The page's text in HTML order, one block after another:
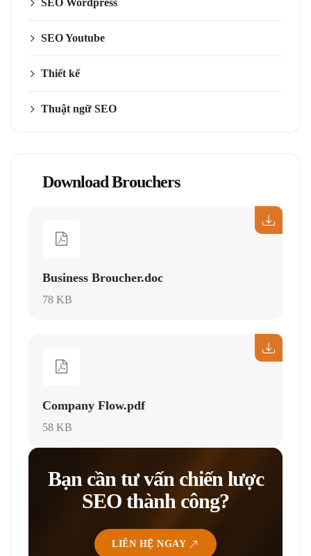
SEO Wordpress
SEO Youtube
Thiết kế
Thuật ngữ SEO
Download Brouchers
Business Broucher.doc
78 KB
Company Flow.pdf
58 KB
Bạn cần tư vấn chiến lược
SEO thành công?
LIÊN HỆ NGAY